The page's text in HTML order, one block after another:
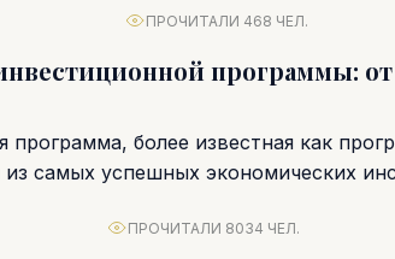
ПРОЧИТАЛИ 468 ЧЕЛ.
программы: от
программа, более известная как
самых успешных экономических
ПРОЧИТАЛИ 8034 ЧЕЛ.